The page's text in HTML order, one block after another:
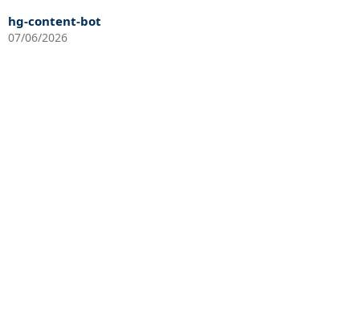
hg-content-bot
07/06/2026